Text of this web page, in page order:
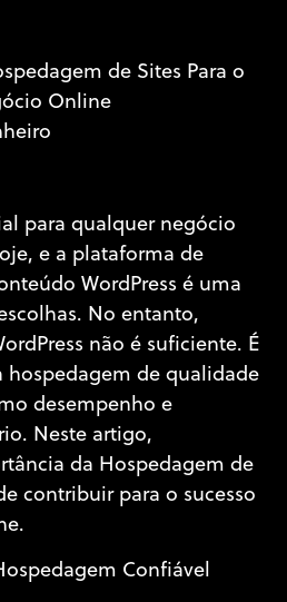
de Sites Para o
Online
para qualquer negócio
e a plataforma de
WordPress é uma
No entanto,
não é suficiente. É
hospedagem de qualidade
desempenho e
Neste artigo,
da Hospedagem de
contribuir para o sucesso
Confiável